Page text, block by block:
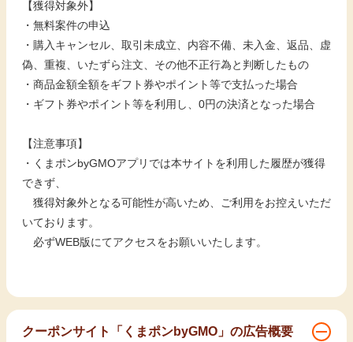
【獲得対象外】
・無料案件の申込
・購入キャンセル、取引未成立、内容不備、未入金、返品、虚
偽、重複、いたずら注文、その他不正行為と判断したもの
・商品金額全額をギフト券やポイント等で支払った場合
・ギフト券やポイント等を利用し、0円の決済となった場合
【注意事項】
・くまポンbyGMOアプリでは本サイトを利用した履歴が獲得
できず、
獲得対象外となる可能性が高いため、ご利用をお控えいただ
いております。
必ずWEB版にてアクセスをお願いいたします。
クーポンサイト「くまポンbyGMO」の広告概要